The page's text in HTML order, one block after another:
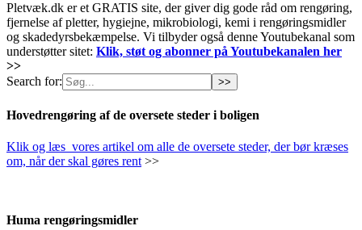
Pletvæk.dk er et GRATIS site, der giver dig gode råd om rengøring,
fjernelse af pletter, hygiejne, mikrobiologi, kemi i rengøringsmidler
og skadedyrsbekæmpelse. Vi tilbyder også denne Youtubekanal som
understøtter sitet: Klik, støt og abonner på Youtubekanalen her
>>
Search for:
Hovedrengøring af de oversete steder i boligen
Klik og læs vores artikel om alle de oversete steder, der bør kræses
om, når der skal gøres rent >>
Huma rengøringsmidler